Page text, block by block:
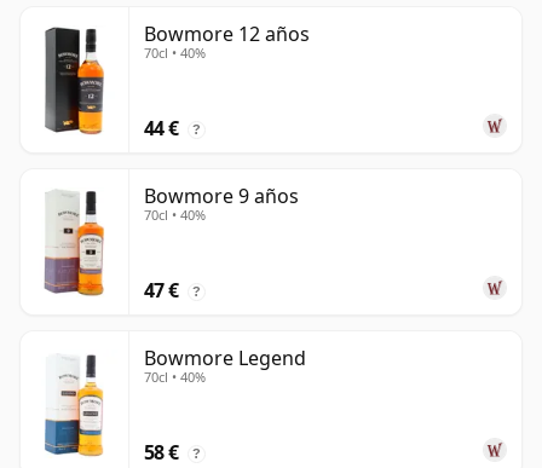
Bowmore 12 años
70cl • 40%
44 € ?
Bowmore 9 años
70cl • 40%
47 € ?
Bowmore Legend
70cl • 40%
58 € ?